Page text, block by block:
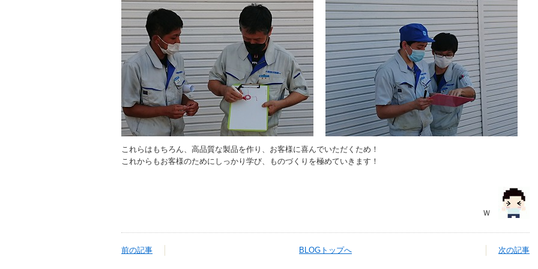
これらはもちろん、高品質な製品を作り、お客様に喜んでいただくため！
これからもお客様のためにしっかり学び、ものづくりを極めていきます！
Ｗ
前の記事 BLOGトップへ 次の記事